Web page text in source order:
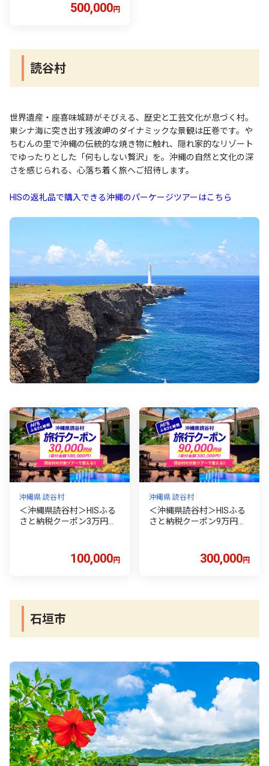
500,000円
読谷村
世界遺産・座喜味城跡がそびえる、歴史と工芸文化が息づく村。
東シナ海に突き出す残波岬のダイナミックな景観は圧巻です。や
ちむんの里で沖縄の伝統的な焼き物に触れ、隠れ家的なリゾート
でゆったりとした「何もしない贅沢」を。沖縄の自然と文化の深
さを感じられる、心落ち着く旅へご招待します。
HISの返礼品で購入できる沖縄のパーケージツアーはこちら
沖縄県 読谷村
＜沖縄県読谷村＞HISふる
さと納税クーポン3万円分
100,000円
沖縄県 読谷村
＜沖縄県読谷村＞HISふる
さと納税クーポン9万円分
300,000円
石垣市